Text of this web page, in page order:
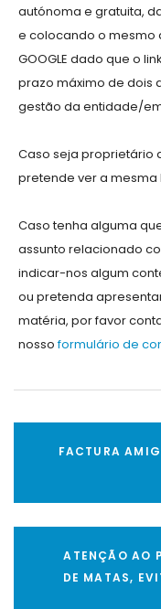
autónoma e gratuita,
e colocando o mesmo
GOOGLE dado que o
prazo máximo de dois
gestão da entidade/
Caso seja proprietário
pretende ver a mesma
Caso tenha alguma
assunto relacionado
indicar-nos algum
ou pretenda
matéria, por favor
nossoformulário de
FACTURA
ATENÇÃO AO
DE MATAS,